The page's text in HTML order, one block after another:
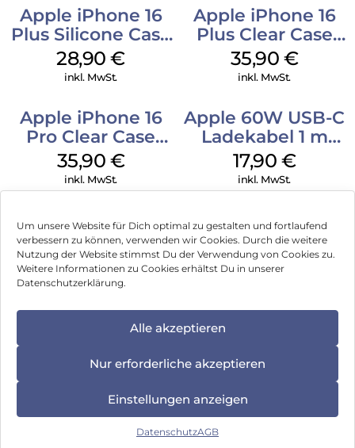
Um unsere Website für Dich optimal zu gestalten und fortlaufend
verbessern zu können, verwenden wir Cookies. Durch die weitere
Nutzung der Website stimmst Du der Verwendung von Cookies zu.
Weitere Informationen zu Cookies erhältst Du in unserer
Datenschutzerklärung.
Alle akzeptieren
Nur erforderliche akzeptieren
Einstellungen anzeigen
DatenschutzAGB
Apple iPhone 16
Plus Silicone Case
MagSafe Black
28,90€
inkl. MwSt.
Apple iPhone 16
Plus Clear Case
MagSafe
Transparent
35,90 €
inkl. MwSt.
Apple iPhone 16
Pro Clear Case
MagSafe
Transparent
35,90 €
inkl. MwSt.
Apple 60W USB-C
Ladekabel 1 m
Weiß
17,90 €
inkl. MwSt.
Impressum
Hinweis zur Batterieentsorgung
Newsletter
, Brodos AG – All Rights Reserved.